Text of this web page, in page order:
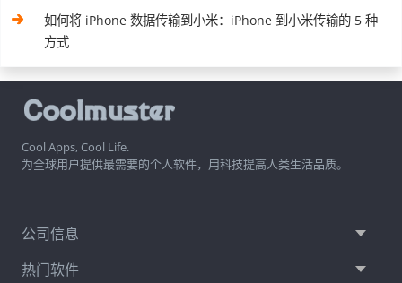
如何将 iPhone 数据传输到小米：iPhone 到小米传输的 5 种
方式
Cool Apps, Cool Life.
为全球用户提供最需要的个人软件，用科技提高人类生活品质。
公司信息
热门软件